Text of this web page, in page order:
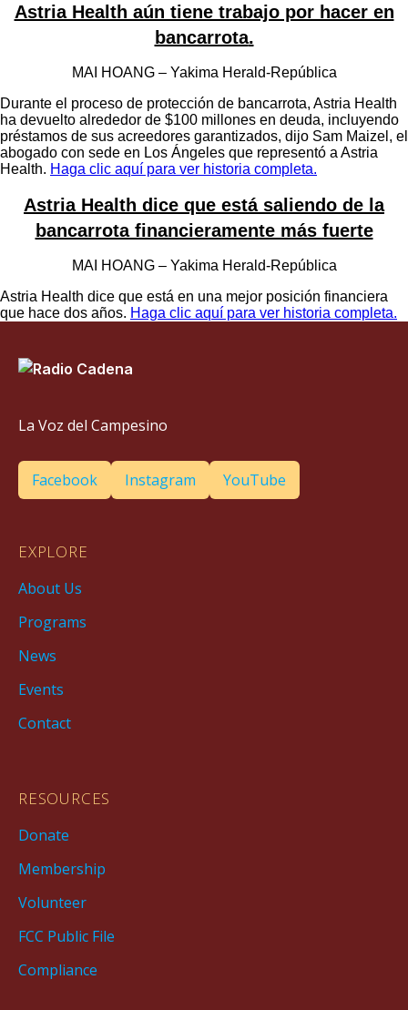
Astria Health aún tiene trabajo por hacer en
bancarrota.
MAI HOANG – Yakima Herald-República
Durante el proceso de protección de bancarrota, Astria Health
ha devuelto alrededor de $100 millones en deuda, incluyendo
préstamos de sus acreedores garantizados, dijo Sam Maizel, el
abogado con sede en Los Ángeles que representó a Astria
Health. Haga clic aquí para ver historia completa.
Astria Health dice que está saliendo de la
bancarrota financieramente más fuerte
MAI HOANG – Yakima Herald-República
Astria Health dice que está en una mejor posición financiera
que hace dos años. Haga clic aquí para ver historia completa.
La Voz del Campesino
Facebook Instagram YouTube
EXPLORE
About Us
Programs
News
Events
Contact
RESOURCES
Donate
Membership
Volunteer
FCC Public File
Compliance